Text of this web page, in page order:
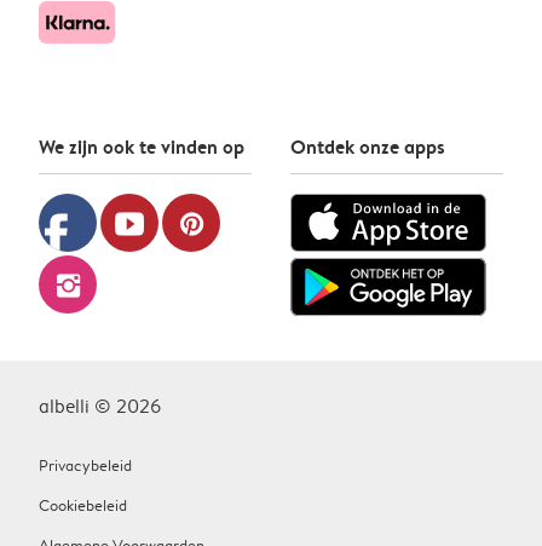
We zijn ook te vinden op
facebook youtube pinterest
instagram
Ontdek onze apps
albelli © 2026
Privacybeleid
Cookiebeleid